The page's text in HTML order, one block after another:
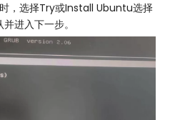
，选择Try或Install Ubuntu选择
进入下一步。